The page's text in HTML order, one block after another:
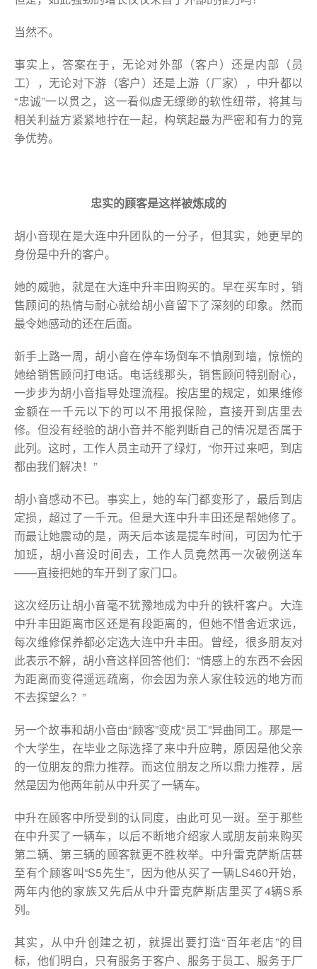
当然不。
事实上，答案在于，无论对外部（客户）还是内部（员
工），无论对下游（客户）还是上游（厂家），中升都以
“忠诚”一以贯之，这一看似虚无缥缈的软性纽带，将其与
相关利益方紧紧地拧在一起，构筑起最为严密和有力的竞
争优势。
忠实的顾客是这样被炼成的
胡小音现在是大连中升团队的一分子，但其实，她更早的
身份是中升的客户。
她的威驰，就是在大连中升丰田购买的。早在买车时，销
售顾问的热情与耐心就给胡小音留下了深刻的印象。然而
最令她感动的还在后面。
新手上路一周，胡小音在停车场倒车不慎剐到墙，惊慌的
她给销售顾问打电话。电话线那头，销售顾问特别耐心，
一步步为胡小音指导处理流程。按店里的规定，如果维修
金额在一千元以下的可以不用报保险，直接开到店里去
修。但没有经验的胡小音并不能判断自己的情况是否属于
此列。这时，工作人员主动开了绿灯，“你开过来吧，到店
都由我们解决！”
胡小音感动不已。事实上，她的车门都变形了，最后到店
定损，超过了一千元。但是大连中升丰田还是帮她修了。
而最让她震动的是，两天后本该是提车时间，可因为忙于
加班，胡小音没时间去，工作人员竟然再一次破例送车
——直接把她的车开到了家门口。
这次经历让胡小音毫不犹豫地成为中升的铁杆客户。大连
中升丰田距离市区还是有段距离的，但她不惜舍近求远，
每次维修保养都必定选大连中升丰田。曾经，很多朋友对
此表示不解，胡小音这样回答他们：“情感上的东西不会因
为距离而变得遥远疏离，你会因为亲人家住较远的地方而
不去探望么？”
另一个故事和胡小音由“顾客”变成“员工”异曲同工。那是一
个大学生，在毕业之际选择了来中升应聘，原因是他父亲
的一位朋友的鼎力推荐。而这位朋友之所以鼎力推荐，居
然是因为他两年前从中升买了一辆车。
中升在顾客中所受到的认同度，由此可见一斑。至于那些
在中升买了一辆车，以后不断地介绍家人或朋友前来购买
第二辆、第三辆的顾客就更不胜枚举。中升雷克萨斯店甚
至有个顾客叫“S5先生”，因为他从买了一辆LS460开始，
两年内他的家族又先后从中升雷克萨斯店里买了4辆S系
列。
其实，从中升创建之初，就提出要打造“百年老店”的目
标，他们明白，只有服务于客户、服务于员工、服务于厂